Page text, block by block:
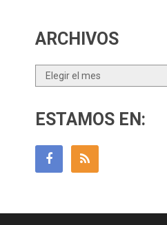
ARCHIVOS
Archivos
ESTAMOS EN: